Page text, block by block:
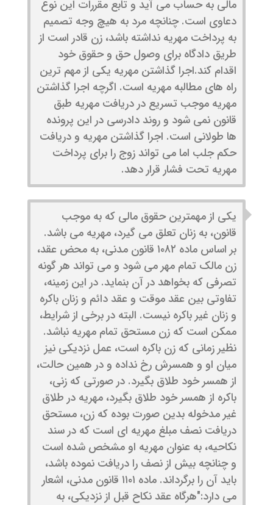
مالی به حساب می ‌آید و تابع مقررات این نوع
دعاوی است. چنانچه مرد به هیچ وجه تصمیم
به پرداخت مهریه نداشته باشد، زن قادر است از
طریق دادگاه برای وصول حق و حقوق خود
اقدام کند.اجرا گذاشتن مهریه یکی از مهم ترین
راه های مطالبه مهریه است. اگرچه اجرا گذاشتن
مهریه موجب تسریع در دریافت مهریه طبق
قانون نمی شود و روند دادرسی در این پرونده
ها طولانی است. اجرا گذاشتن مهریه و دریافت
حکم جلب اما می تواند زوج را برای پرداخت
مهریه تحت فشار قرار دهد.
یکی از مهمترین حقوق مالی که به موجب
قانون، به زنان تعلق می گیرد، مهریه می باشد.
بر اساس ماده ۱۰۸۲ قانون مدنی، به محض عقد،
زن مالک تمام مهر می شود و می تواند هر گونه
تصرفی که بخواهد در آن بنماید. در این زمینه،
تفاوتی بین عقد موقت و عقد دائم و زنان باکره
و زنان غیر باکره نیست. البته در برخی از شرایط،
ممکن است که زن مستحق تمام مهریه نباشد.
نظیر زمانی که زن باکره است، عمل نزدیکی نیز
میان او و همسرش رخ نداده و در همین حالت،
از همسر خود طلاق بگیرد. در صورتی که زنی،
باکره از همسر خود طلاق بگیرد، مهریه در طلاق
غیر مدخوله بدین صورت بوده که زن، مستحق
دریافت نصف مبلغ مهریه ای است که در سند
نکاحیه، به عنوان مهریه او مشخص شده است
و چنانچه بیش از نصف را دریافت نموده باشد،
باید آن را برگرداند. ماده ۱۱۰۱ قانون مدنی، اشعار
می دارد:"هرگاه عقد نكاح قبل از نزدیكی، به